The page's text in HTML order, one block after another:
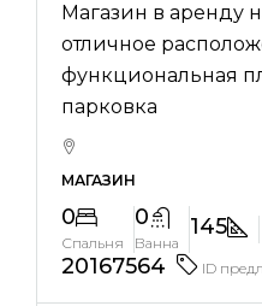
Магазин в аренду
отличное
функциональная
парковка
МАГАЗИН
0
Спальня
0
Ванна
145
20167564
ID